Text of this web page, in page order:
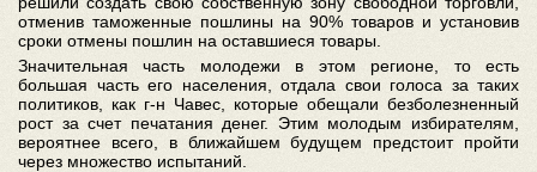
отменив таможенные пошлины на 90% товаров и установив
сроки отмены пошлин на оставшиеся товары.
Значительная часть молодежи в этом регионе, то есть
большая часть его населения, отдала свои голоса за таких
политиков, как г-н Чавес, которые обещали безболезненный
рост за счет печатания денег. Этим молодым избирателям,
вероятнее всего, в ближайшем будущем предстоит пройти
через множество испытаний.